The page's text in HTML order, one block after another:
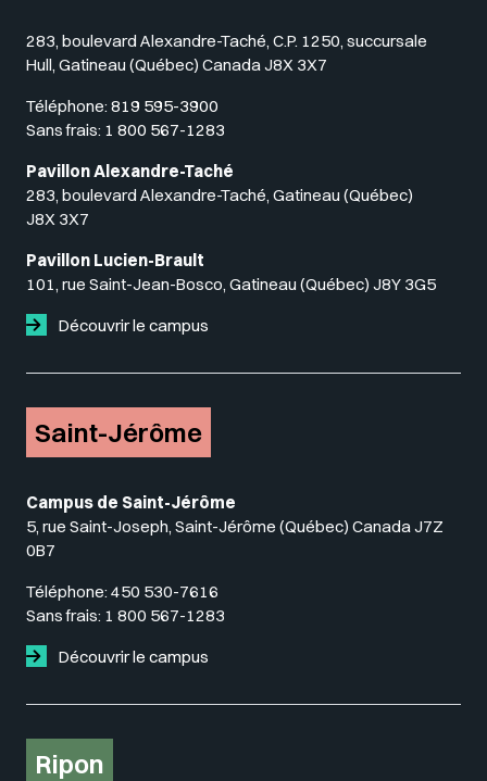
283, boulevard Alexandre-Taché, C.P. 1250, succursale
Hull, Gatineau (Québec) Canada J8X 3X7
Téléphone: 819 595-3900
Sans frais: 1 800 567-1283
Pavillon Alexandre-Taché
283, boulevard Alexandre-Taché, Gatineau (Québec)
J8X 3X7
Pavillon Lucien-Brault
101, rue Saint-Jean-Bosco, Gatineau (Québec) J8Y 3G5
Découvrir le campus
Saint-Jérôme
Campus de Saint-Jérôme
5, rue Saint-Joseph, Saint-Jérôme (Québec) Canada J7Z
0B7
Téléphone: 450 530-7616
Sans frais: 1 800 567-1283
Découvrir le campus
Ripon